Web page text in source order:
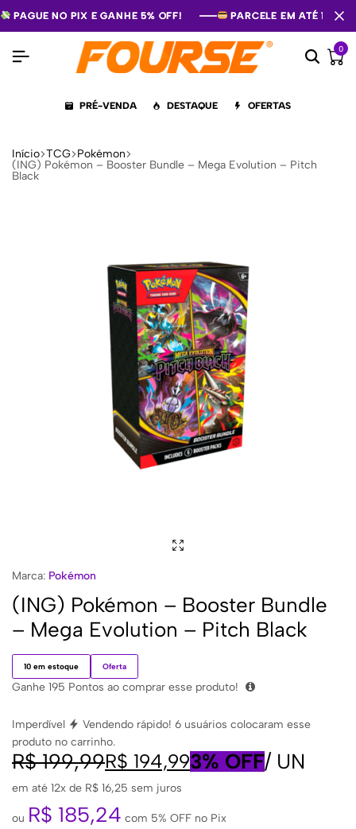
PAGUE NO PIX E GANHE 5% OFF! PARCELE EM ATÉ 12X
PAGUE NO PIX E GANHE 5% OFF! PARCELE EM ATÉ 12X
PAGUE NO PIX E GANHE 5% OFF! PARCELE EM ATÉ 12X
0
PRÉ-VENDA DESTAQUE OFERTAS
Início TCG Pokémon
(ING) Pokémon – Booster Bundle – Mega Evolution – Pitch
Black
Marca: Pokémon
(ING) Pokémon – Booster Bundle
– Mega Evolution – Pitch Black
10 em estoque Oferta
Ganhe 195 Pontos ao comprar esse produto!
Imperdível Vendendo rápido! 6 usuários colocaram esse
produto no carrinho.
R$199,99R$ 194,993% OFF/ UN
em até 12x de R$ 16,25 sem juros
ou R$ 185,24 com 5% OFF no Pix